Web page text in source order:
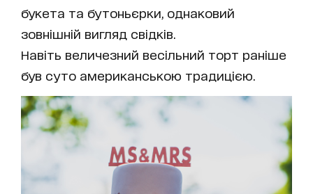
букета та бутоньєрки, однаковий
зовнішній вигляд свідків.
Навіть величезний весільний торт раніше
був суто американською традицією.